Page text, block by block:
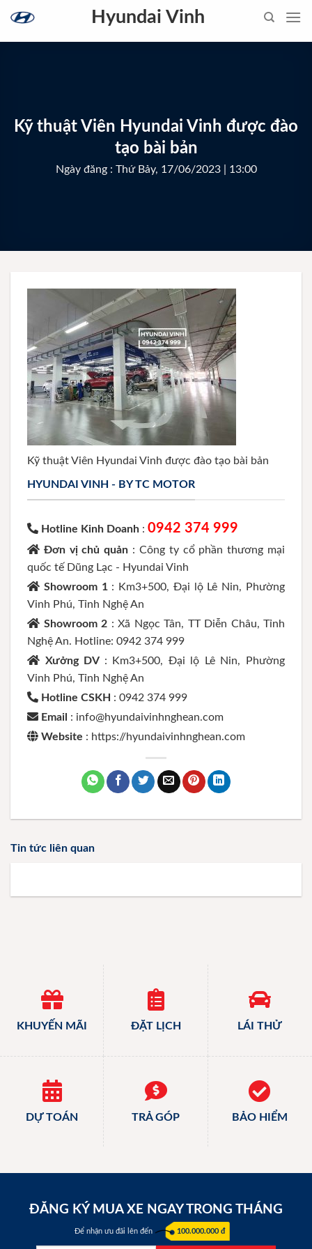
content
Hyundai Vinh
Kỹ thuật Viên Hyundai Vinh được đào
tạo bài bản
Ngày đăng : Thứ Bảy, 17/06/2023 | 13:00
Kỹ thuật Viên Hyundai Vinh được đào tạo bài bản
HYUNDAI VINH - BY TC MOTOR
Hotline Kinh Doanh : 0942 374 999
Đơn vị chủ quản : Công ty cổ phần thương mại
quốc tế Dũng Lạc - Hyundai Vinh
Showroom 1 : Km3+500, Đại lộ Lê Nin, Phường
Vinh Phú, Tỉnh Nghệ An
Showroom 2 : Xã Ngọc Tân, TT Diễn Châu, Tỉnh
Nghệ An. Hotline: 0942 374 999
Xưởng DV : Km3+500, Đại lộ Lê Nin, Phường
Vinh Phú, Tỉnh Nghệ An
Hotline CSKH : 0942 374 999
Email : info@hyundaivinhnghean.com
Website : https://hyundaivinhnghean.com
Tin tức liên quan
KHUYẾN MÃI ĐẶT LỊCH LÁI THỬ
DỰ TOÁN TRẢ GÓP BẢO HIỂM
ĐĂNG KÝ MUA XE NGAY TRONG THÁNG
Để nhận ưu đãi lên đến 100.000.000 đ